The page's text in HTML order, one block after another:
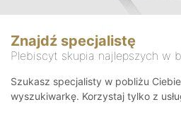
Znajdź specjalistę
Plebiscyt skupia najlepszych w
Szukasz specjalisty w pobliżu
wyszukiwarkę. Korzystaj tylko z